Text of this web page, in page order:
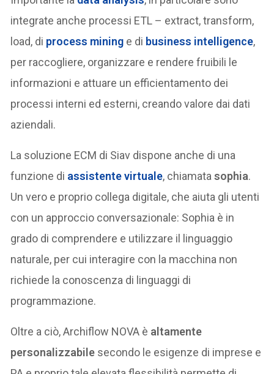
integrate anche processi ETL – extract, transform,
load, di process mining e di business intelligence,
per raccogliere, organizzare e rendere fruibili le
informazioni e attuare un efficientamento dei
processi interni ed esterni, creando valore dai dati
aziendali.
La soluzione ECM di Siav dispone anche di una
funzione di assistente virtuale, chiamatasophia.
Un vero e proprio collega digitale, che aiuta gli utenti
con un approccio conversazionale: Sophia è in
grado di comprendere e utilizzare il linguaggio
naturale, per cui interagire con la macchina non
richiede la conoscenza di linguaggi di
programmazione.
Oltre a ciò, Archiflow NOVA è altamente
personalizzabile secondo le esigenze di imprese e